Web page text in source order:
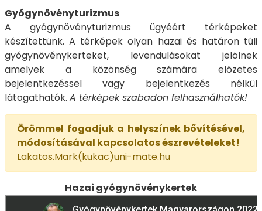
Gyógynövényturizmus
A gyógynövényturizmus ügyéért térképeket
készítettünk. A térképek olyan hazai és határon túli
gyógynövénykerteket, levendulásokat jelölnek
amelyek a közönség számára előzetes
bejelentkezéssel vagy bejelentkezés nélkül
látogathatók. A térképek szabadon felhasználhatók!
Örömmel fogadjuk a helyszínek bővítésével,
módosításával kapcsolatos észrevételeket!
Lakatos.Mark(kukac)uni-mate.hu
Hazai gyógynövénykertek